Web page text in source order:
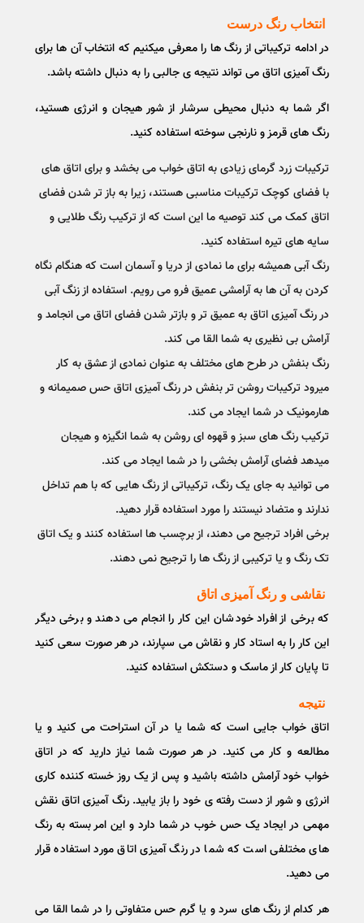
انتخاب رنگ درست
در ادامه ترکیباتی از رنگ ها را معرفی میکنیم که انتخاب آن ها برای
رنگ آمیزی اتاق می تواند نتیجه ی جالبی را به دنبال داشته باشد‌.
اگر شما به دنبال محیطی سرشار از شور هیجان و انرژی هستید،
رنگ های قرمز و نارنجی سوخته استفاده کنید‌.
ترکیبات زرد گرمای زیادی به اتاق خواب می بخشد و برای اتاق های
با فضای کوچک ترکیبات مناسبی هستند، زیرا به باز تر شدن فضای
اتاق کمک می کند توصیه ما این است که از ترکیب رنگ طلایی و
سایه های تیره استفاده کنید.
رنگ آبی همیشه برای ما نمادی از دریا و آسمان است که هنگام نگاه
کردن به آن ها به آرامشی عمیق فرو می رویم. استفاده از زنگ آبی
در رنگ آمیزی اتاق به عمیق تر و بازتر شدن فضای اتاق می انجامد و
آرامش بی نظیری به شما القا می کند.
رنگ بنفش در طرح های مختلف به عنوان نمادی از عشق به کار
میرود ترکیبات روشن تر بنفش در رنگ آمیزی اتاق حس صمیمانه و
هارمونیک در شما ایجاد می کند.
ترکیب رنگ های سبز و قهوه ای روشن به شما انگیزه و هیجان
میدهد فضای آرامش بخشی را در شما ایجاد می کند‌.
می توانید به جای یک رنگ، ترکیباتی از رنگ هایی که با هم تداخل
ندارند و متضاد نیستند را مورد استفاده قرار دهید.
برخی افراد ترجیح می دهند، از برچسب ها استفاده کنند و یک اتاق
تک رنگ و یا ترکیبی از رنگ ها را ترجیح نمی دهند.
نقاشی و رنگ آمیزی اتاق
که برخی از افراد خودشان این کار را انجام می دهند و برخی دیگر
این کار را به استاد کار و نقاش می سپارند، در هر صورت سعی کنید
تا پایان کار از ماسک و دستکش استفاده کنید‌.
نتیجه
اتاق خواب جایی است که شما یا در آن استراحت می کنید و یا
مطالعه و کار می کنید. در هر صورت شما نیاز دارید که در اتاق
خواب خود آرامش داشته باشید و پس از یک روز خسته کننده کاری
انرژی و شور از دست رفته ی خود را باز یابید. رنگ آمیزی اتاق نقش
مهمی در ایجاد یک حس خوب در شما دارد و این امر بسته به رنگ
های مختلفی است که شما در رنگ آمیزی اتاق مورد استفاده قرار
می دهید.
هر کدام از رنگ های سرد و یا گرم حس متفاوتی را در شما القا می